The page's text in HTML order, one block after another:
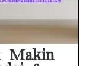
Makin